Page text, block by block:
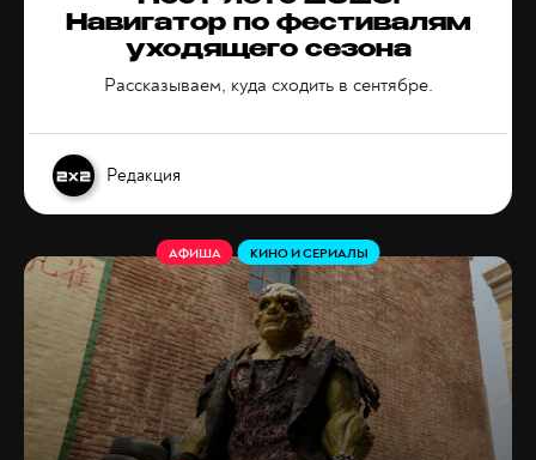
Навигатор по фестивалям
уходящего сезона
Рассказываем, куда сходить в сентябре.
Редакция
АФИША КИНО И СЕРИАЛЫ